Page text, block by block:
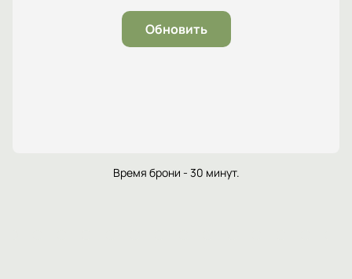
Обновить
Время брони - 30 минут.